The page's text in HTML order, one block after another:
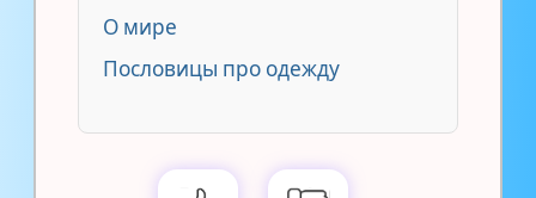
О мире
Пословицы про одежду